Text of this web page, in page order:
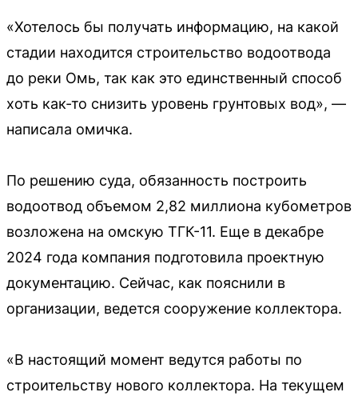
«Хотелось бы получать информацию, на какой
стадии находится строительство водоотвода
до реки Омь, так как это единственный способ
хоть как-то снизить уровень грунтовых вод», —
написала омичка.
По решению суда, обязанность построить
водоотвод объемом 2,82 миллиона кубометров
возложена на омскую ТГК-11. Еще в декабре
2024 года компания подготовила проектную
документацию. Сейчас, как пояснили в
организации, ведется сооружение коллектора.
«В настоящий момент ведутся работы по
строительству нового коллектора. На текущем